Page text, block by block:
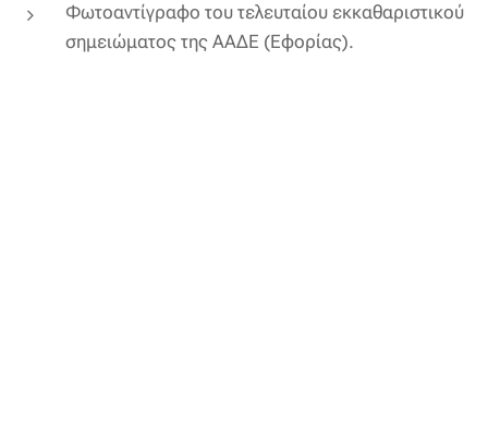
Φωτοαντίγραφο του τελευταίου εκκαθαριστικού
σημειώματος της ΑΑΔΕ (Εφορίας).